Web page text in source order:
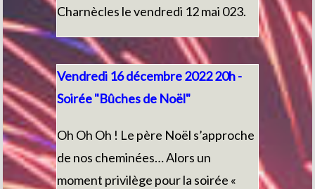
Charnècles le vendredi 12 mai 023.
Vendredi 16 décembre 2022 20h -
Soirée "Bûches de Noël"
Oh Oh Oh ! Le père Noël s’approche
de nos cheminées… Alors un
moment privilège pour la soirée «